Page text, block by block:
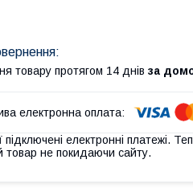
товару протягом 14 днів за
підключені електронні платежі.
товар не покидаючи сайту.